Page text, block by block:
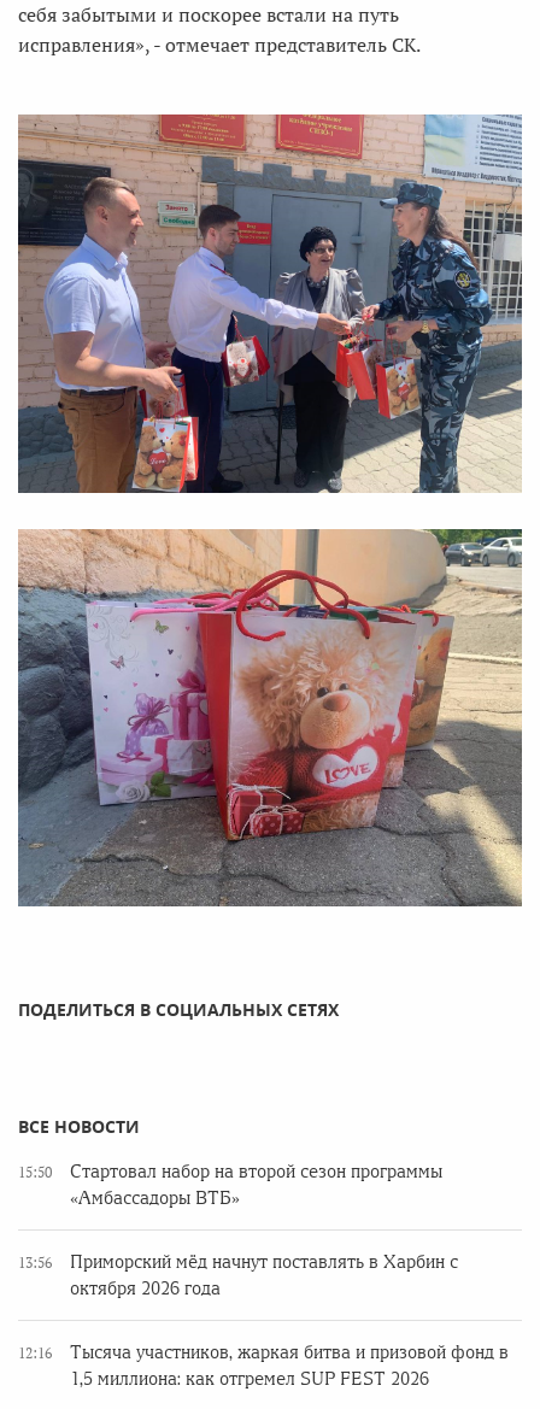
себя забытыми и поскорее встали на путь
исправления», - отмечает представитель СК.
ПОДЕЛИТЬСЯ В СОЦИАЛЬНЫХ СЕТЯХ
ВСЕ НОВОСТИ
15:50
Стартовал набор на второй сезон программы
«Амбассадоры ВТБ»
13:56
Приморский мёд начнут поставлять в Харбин с
октября 2026 года
12:16
Тысяча участников, жаркая битва и призовой фонд в
1,5 миллиона: как отгремел SUP FEST 2026